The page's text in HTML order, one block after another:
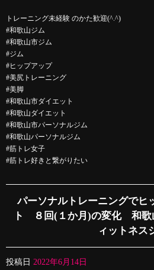
トレーニング未経験 のかた歓迎(^.^)
#和歌山ジム
#和歌山市ジム
#ジム
#ヒップアップ
#美尻トレーニング
#美脚
#和歌山市ダイエット
#和歌山ダイエット
#和歌山市パーソナルジム
#和歌山パーソナルジム
#筋トレ女子
#筋トレ好きと繋がりたい
パーソナルトレーニングでヒ
ト ８回(１か月)の変化 和
ィットネス
投稿日 2022年6月14日